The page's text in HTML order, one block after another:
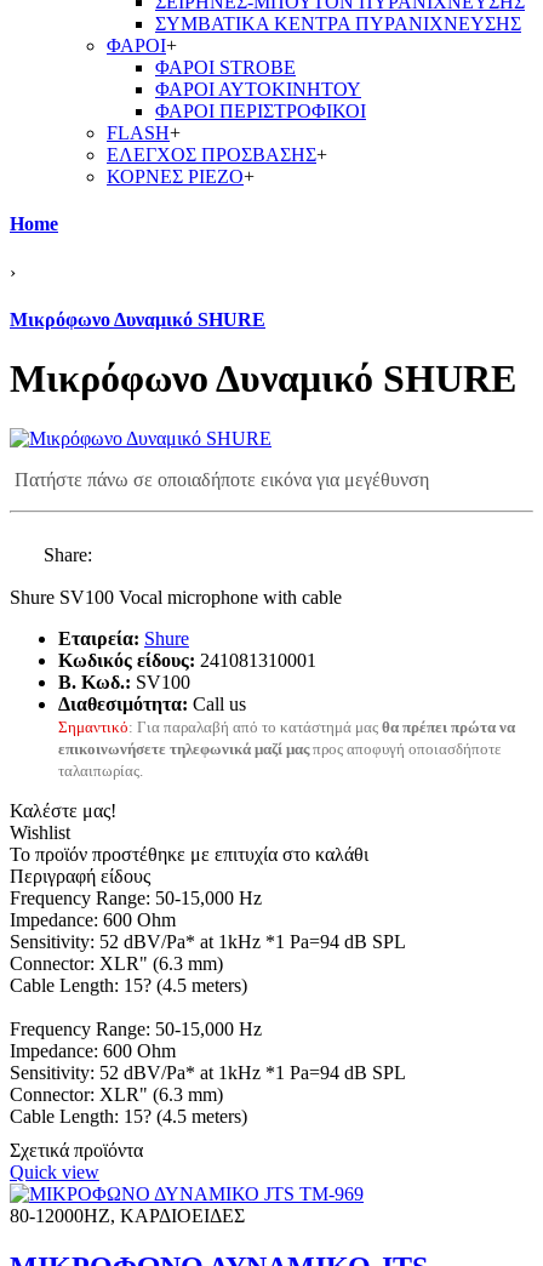
ΣΥΜΒΑΤΙΚΑ ΚΕΝΤΡΑ ΠΥΡΑΝΙΧΝΕΥΣΗΣ
ΦΑΡΟΙ+
ΦΑΡΟΙ STROBE
ΦΑΡΟΙ ΑΥΤΟΚΙΝΗΤΟΥ
ΦΑΡΟΙ ΠΕΡΙΣΤΡΟΦΙΚΟΙ
FLASH+
ΕΛΕΓΧΟΣ ΠΡΟΣΒΑΣΗΣ+
ΚΟΡΝΕΣ PIEZO+
Home
›
Μικρόφωνο Δυναμικό SHURE
Μικρόφωνο Δυναμικό SHURE
Πατήστε πάνω σε οποιαδήποτε εικόνα για μεγέθυνση
Share:
Shure SV100 Vocal microphone with cable
Εταιρεία: Shure
Κωδικός είδους: 241081310001
B. Κωδ.: SV100
Διαθεσιμότητα: Call us
Σημαντικό: Για παραλαβή από το κατάστημά μας θα πρέπει πρώτα να
επικοινωνήσετε τηλεφωνικά μαζί μαςπρος αποφυγή οποιασδήποτε
ταλαιπωρίας.
Καλέστε μας!
Wishlist
Το προϊόν προστέθηκε με επιτυχία στο καλάθι
Περιγραφή είδους
Frequency Range: 50-15,000 Hz
Impedance: 600 Ohm
Sensitivity: 52 dBV/Pa* at 1kHz *1 Pa=94 dB SPL
Connector: XLR" (6.3 mm)
Cable Length: 15? (4.5 meters)
Frequency Range: 50-15,000 Hz
Impedance: 600 Ohm
Sensitivity: 52 dBV/Pa* at 1kHz *1 Pa=94 dB SPL
Connector: XLR" (6.3 mm)
Cable Length: 15? (4.5 meters)
Σχετικά προϊόντα
Quick view
80-12000HZ, ΚΑΡΔΙΟΕΙΔΕΣ